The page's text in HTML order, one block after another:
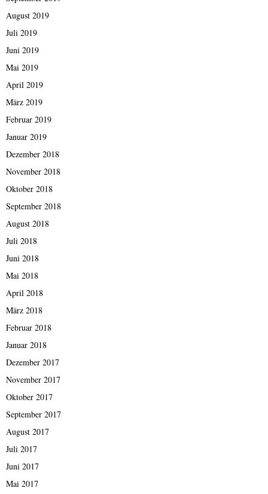
August 2019
Juli 2019
Juni 2019
Mai 2019
April 2019
März 2019
Februar 2019
Januar 2019
Dezember 2018
November 2018
Oktober 2018
September 2018
August 2018
Juli 2018
Juni 2018
Mai 2018
April 2018
März 2018
Februar 2018
Januar 2018
Dezember 2017
November 2017
Oktober 2017
September 2017
August 2017
Juli 2017
Juni 2017
Mai 2017